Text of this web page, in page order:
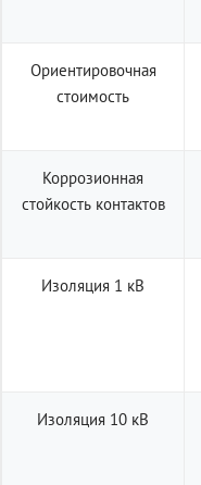
Ориентировочная
стоимость
Коррозионная
стойкость контактов
Изоляция 1 кВ
Изоляция 10 кВ